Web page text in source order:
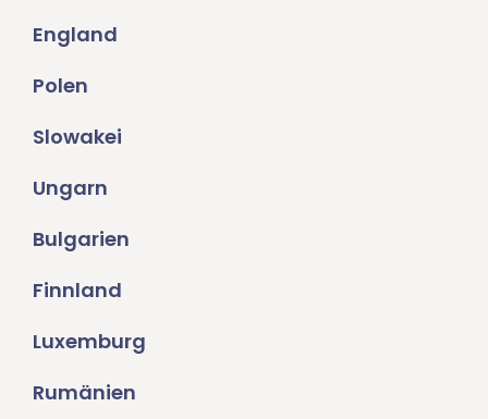
England
Polen
Slowakei
Ungarn
Bulgarien
Finnland
Luxemburg
Rumänien